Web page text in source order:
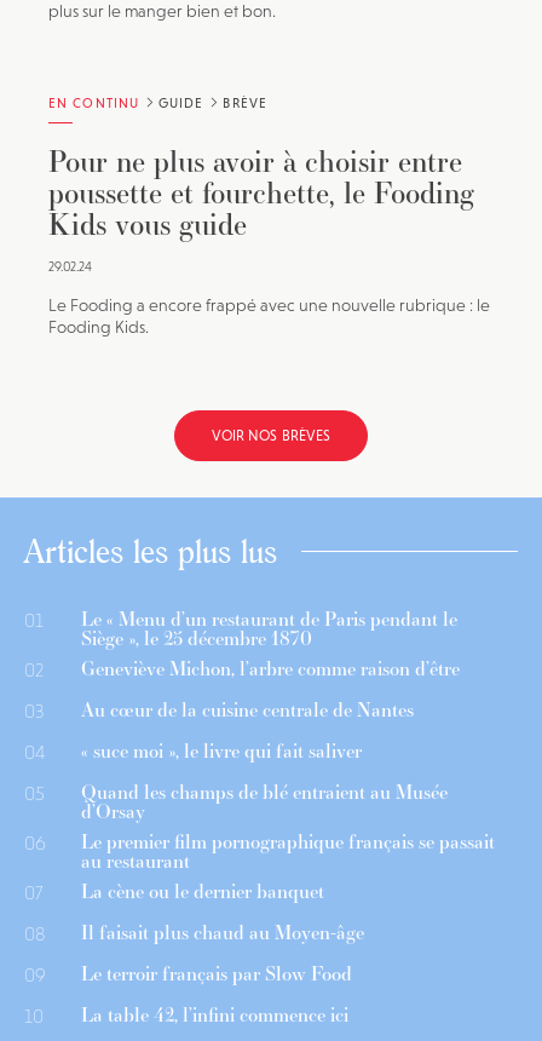
plus sur le manger bien et bon.
EN CONTINU GUIDE BRÈVE
Pour ne plus avoir à choisir entre
poussette et fourchette, le Fooding
Kids vous guide
29.02.24
Le Fooding a encore frappé avec une nouvelle rubrique : le
Fooding Kids.
VOIR NOS BRÈVES
Articles les plus lus
01 Le « Menu d’un restaurant de Paris pendant le
Siège », le 25 décembre 1870
02 Geneviève Michon, l’arbre comme raison d’être
03 Au cœur de la cuisine centrale de Nantes
04 « suce moi », le livre qui fait saliver
05 Quand les champs de blé entraient au Musée
d’Orsay
06 Le premier film pornographique français se passait
au restaurant
07 La cène ou le dernier banquet
08 Il faisait plus chaud au Moyen-âge
09 Le terroir français par Slow Food
10 La table 42, l’infini commence ici